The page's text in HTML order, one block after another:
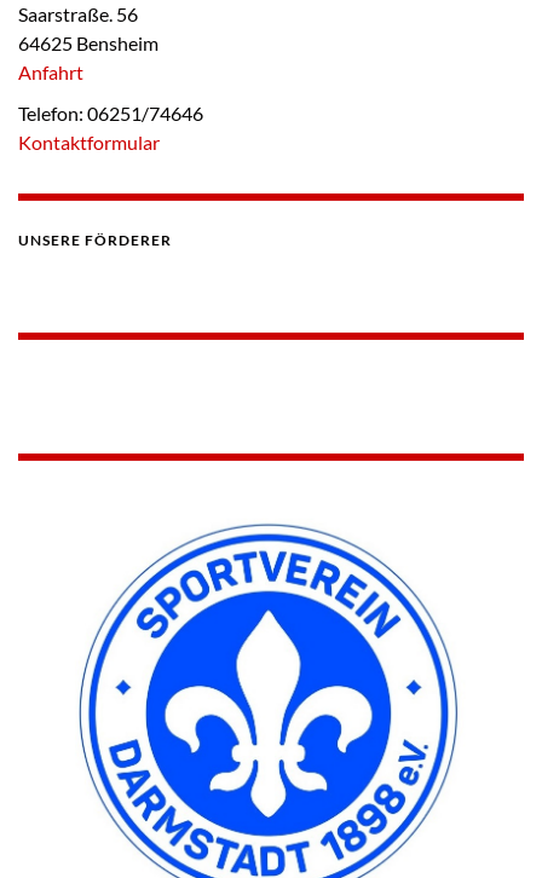
Saarstraße. 56
64625 Bensheim
Anfahrt
Telefon: 06251/74646
Kontaktformular
UNSERE FÖRDERER